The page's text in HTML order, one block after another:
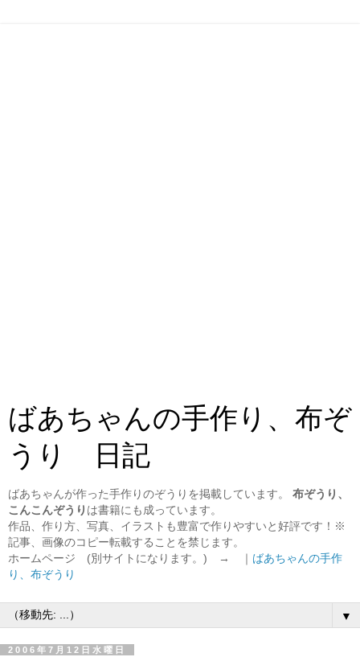
ばあちゃんの手作り、布ぞ
うり 日記
ばあちゃんが作った手作りのぞうりを掲載しています。 布ぞうり、
こんこんぞうり は書籍にも成っています。
作品、作り方、写真、イラストも豊富で作りやすいと好評です！※
記事、画像のコピー転載することを禁じます。
ホームページ (別サイトになります。) → ｜ ばあちゃんの手作
り、布ぞうり
▼
2006年7月12日水曜日